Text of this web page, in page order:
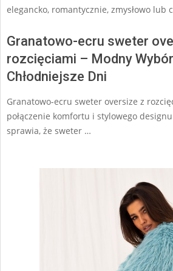
elegancko, romantycznie, zmysłowo lub
Granatowo-ecru sweter
rozcięciami – Modny
Chłodniejsze Dni
Granatowo-ecru sweter oversize z
połączenie komfortu i stylowego
sprawia, że sweter …